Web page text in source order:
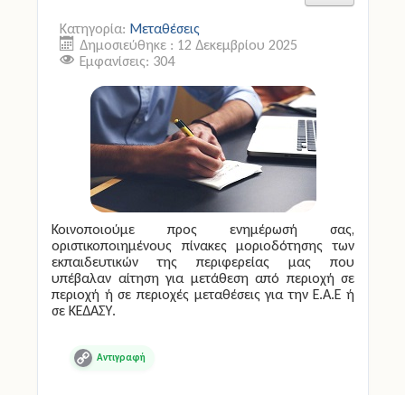
Κατηγορία: Μεταθέσεις
Δημοσιεύθηκε : 12 Δεκεμβρίου 2025
Εμφανίσεις: 304
Κοινοποιούμε προς ενημέρωσή σας,
οριστικοποιημένους πίνακες μοριοδότησης των
εκπαιδευτικών της περιφερείας μας που
υπέβαλαν αίτηση για μετάθεση από περιοχή σε
περιοχή ή σε περιοχές μεταθέσεις για την Ε.Α.Ε ή
σε ΚΕΔΑΣΥ.
Copy